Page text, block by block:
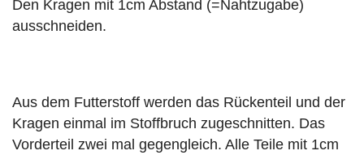
Den Kragen mit 1cm Abstand (=Nahtzugabe)
ausschneiden.
Aus dem Futterstoff werden das Rückenteil und der
Kragen einmal im Stoffbruch zugeschnitten. Das
Vorderteil zwei mal gegengleich. Alle Teile mit 1cm